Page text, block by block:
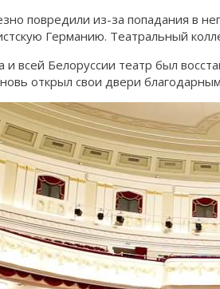
повредили из-за попадания в
Германию. Театральный
всей Белоруссии театр был
открыл свои двери